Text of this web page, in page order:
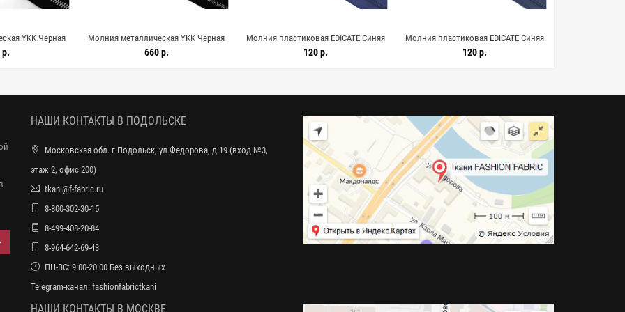
YKK Черная
р.
Молния металлическая YKK Черная
72 см F38 8062609
660 р.
Молния пластиковая EDICATE Синяя
18 см L19 8062608
120 р.
Молния пластиковая EDICATE Синяя
20 см L19 8062607
120 р.
НАШИ КОНТАКТЫ В ПОДОЛЬСКЕ
Московская обл. г.Подольск, ул.Федорова, д.19 (вход №3,
этаж 2, офис 200)
tkani@f-fabric.ru
8-800-302-30-15
8-499-408-20-84
8-964-642-69-43
ПН-ВС: 9:00-20:00 Без выходных
Telegram-канал: fashionfabrictkani
НАШИ КОНТАКТЫ В МОСКВЕ